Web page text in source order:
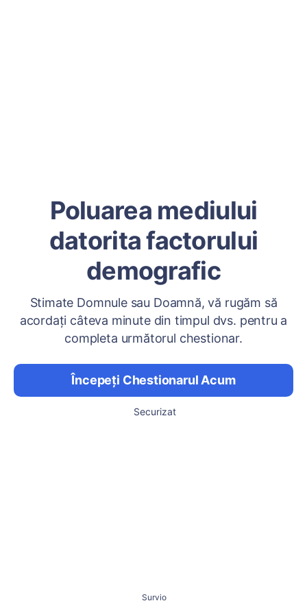
Poluarea mediului
datorita factorului
demografic
Stimate Domnule sau Doamnă, vă rugăm să
acordați câteva minute din timpul dvs. pentru a
completa următorul chestionar.
Începeți Chestionarul Acum
Securizat
Survio